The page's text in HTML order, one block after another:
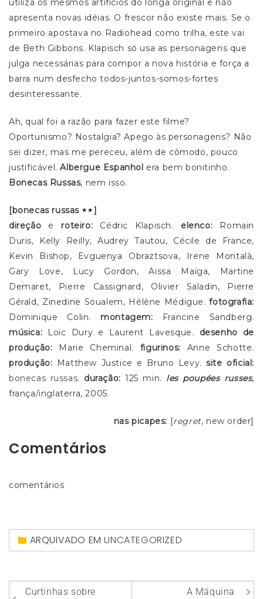
utiliza os mesmos artifícios do longa original e não
apresenta novas idéias. O frescor não existe mais. Se o
primeiro apostava no Radiohead como trilha, este vai
de Beth Gibbons. Klapisch só usa as personagens que
julga necessárias para compor a nova história e força a
barra num desfecho todos-juntos-somos-fortes
desinteressante.
Ah, qual foi a razão para fazer este filme?
Oportunismo? Nostalgia? Apego às personagens? Não
sei dizer, mas me pereceu, além de cômodo, pouco
justificável.Albergue Espanhol era bem bonitinho.
Bonecas Russas, nem isso.
[bonecas russas
]
direção e roteiro: Cédric Klapisch. elenco: Romain
Duris, Kelly Reilly, Audrey Tautou, Cécile de France,
Kevin Bishop, Evguenya Obraztsova, Irene Montalà,
Gary Love, Lucy Gordon, Aissa Maïga, Martine
Demaret, Pierre Cassignard, Olivier Saladin, Pierre
Gérald, Zinedine Soualem, Hélène Médigue.fotografia:
Dominique Colin. montagem: Francine Sandberg.
música: Loïc Dury e Laurent Lavesque. desenho de
produção: Marie Cheminal. figurinos: Anne Schotte.
produção: Matthew Justice e Bruno Levy.site oficial:
bonecas russas. duração: 125 min. les poupées russes,
frança/inglaterra, 2005.
nas picapes: [regret, new order]
Comentários
comentários
ARQUIVADO EMUNCATEGORIZED
Navegação
Curtinhas sobre A Máquina